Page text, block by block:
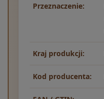
Przeznaczenie:
Kraj produkcji:
Kod producenta: